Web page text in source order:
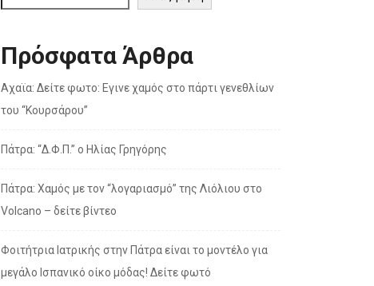
Πρόσφατα Άρθρα
Αχαϊα: Δείτε φωτο: Εγινε χαμός στο πάρτι γενεθλίων
του “Κουρσάρου”
Πάτρα: “Δ.Φ.Π.” ο Ηλίας Γρηγόρης
Πάτρα: Χαμός με τον “λογαριασμό” της Λιόλιου στο
Volcano – δείτε βίντεο
Φοιτήτρια Ιατρικής στην Πάτρα είναι το μοντέλο για
μεγάλο Ισπανικό οίκο μόδας! Δείτε φωτό